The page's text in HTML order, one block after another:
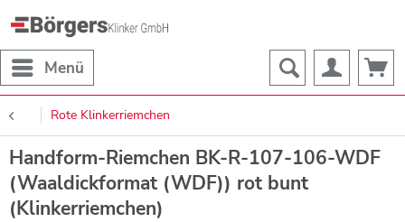
Menü
Rote Klinkerriemchen
Handform-Riemchen BK-R-107-106-WDF
(Waaldickformat (WDF)) rot bunt
(Klinkerriemchen)